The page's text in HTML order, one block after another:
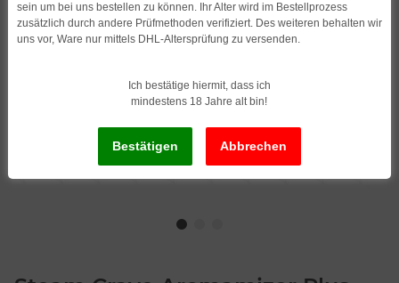
sein um bei uns bestellen zu können. Ihr Alter wird im Bestellprozess
zusätzlich durch andere Prüfmethoden verifiziert. Des weiteren behalten wir
uns vor, Ware nur mittels DHL-Altersprüfung zu versenden.
Ich bestätige hiermit, dass ich
mindestens 18 Jahre alt bin!